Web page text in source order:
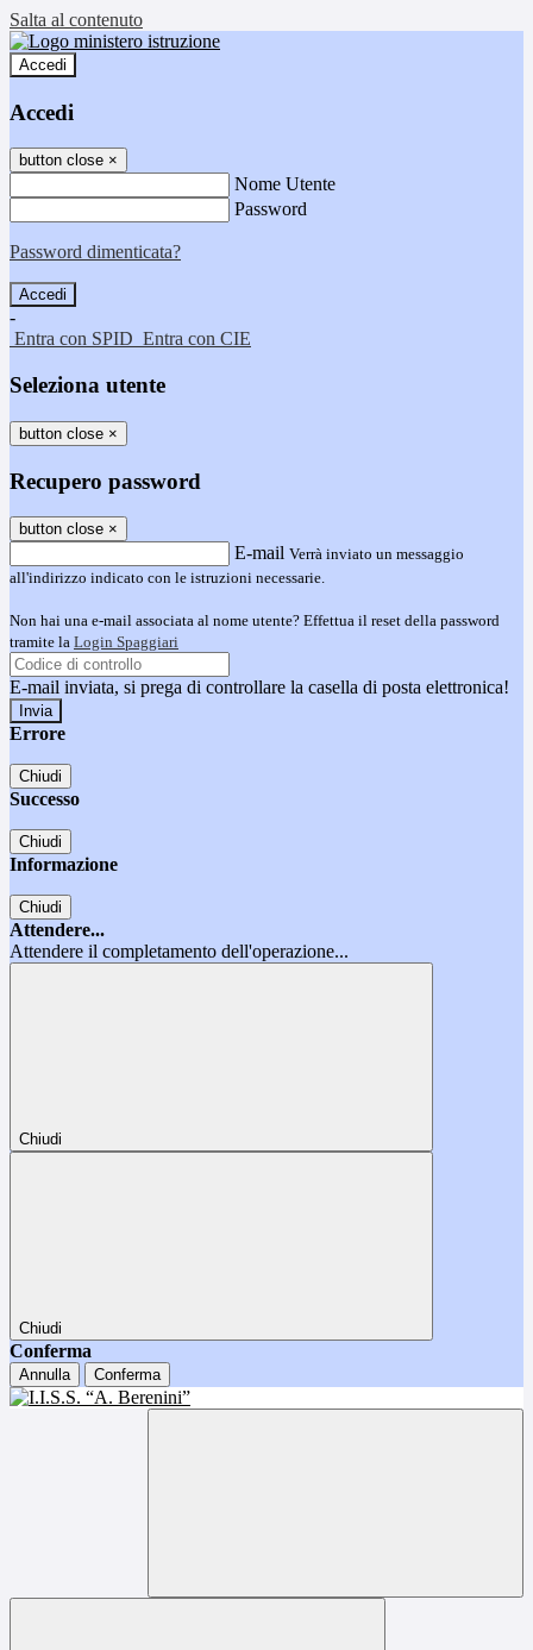
Salta al contenuto
Accedi
Accedi
button close ×
Nome Utente
Password
Password dimenticata?
-
Entra con SPID Entra con CIE
Seleziona utente
button close ×
Recupero password
button close ×
E-mail Verrà inviato un messaggio
all'indirizzo indicato con le istruzioni necessarie.
Non hai una e-mail associata al nome utente? Effettua il reset della password
tramite la Login Spaggiari
E-mail inviata, si prega di controllare la casella di posta elettronica!
Errore
Chiudi
Successo
Chiudi
Informazione
Chiudi
Attendere...
Attendere il completamento dell'operazione...
Chiudi
Chiudi
Conferma
Annulla Conferma